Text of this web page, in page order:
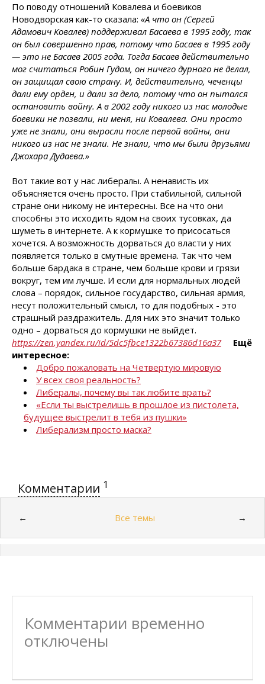
По поводу отношений Ковалева и боевиков
Новодворская как-то сказала: «А что он (Сергей
Адамович Ковалев) поддерживал Басаева в 1995 году, так
он был совершенно прав, потому что Басаев в 1995 году
— это не Басаев 2005 года. Тогда Басаев действительно
мог считаться Робин Гудом, он ничего дурного не делал,
он защищал свою страну. И, действительно, чеченцы
дали ему орден, и дали за дело, потому что он пытался
остановить войну. А в 2002 году никого из нас молодые
боевики не позвали, ни меня, ни Ковалева. Они просто
уже не знали, они выросли после первой войны, они
никого из нас не знали. Не знали, что мы были друзьями
Джохара Дудаева.»
Вот такие вот у нас либералы. А ненависть их
объясняется очень просто. При стабильной, сильной
стране они никому не интересны. Все на что они
способны это исходить ядом на своих тусовках, да
шуметь в интернете. А к кормушке то присосаться
хочется. А возможность дорваться до власти у них
появляется только в смутные времена. Так что чем
больше бардака в стране, чем больше крови и грязи
вокруг, тем им лучше. И если для нормальных людей
слова – порядок, сильное государство, сильная армия,
несут положительный смысл, то для подобных - это
страшный раздражитель. Для них это значит только
одно – дорваться до кормушки не выйдет.
https://zen.yandex.ru/id/5dc5fbce1322b67386d16a37
Ещё
интересное:
Добро пожаловать на Четвертую мировую
У всех своя реальность?
Либералы, почему вы так любите врать?
«Если ты выстрелишь в прошлое из пистолета,
будущее выстрелит в тебя из пушки»
Либерализм просто маска?
Комментарии 1
← Все темы →
Комментарии временно
отключены